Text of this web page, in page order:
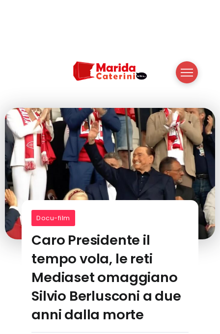
Docu-film
Caro Presidente il
tempo vola, le reti
Mediaset omaggiano
Silvio Berlusconi a due
anni dalla morte